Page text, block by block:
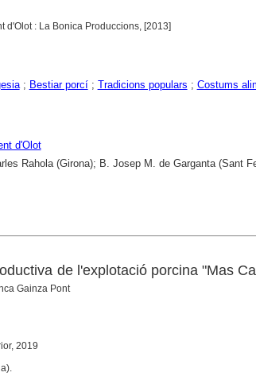
d'Olot : La Bonica Produccions, [2013]
; Bestiar porcí; Tradicions populars ; Costums
d'Olot
Rahola (Girona); B. Josep M. de Garganta (Sant
de l'explotació porcina "Mas
Gainza Pont
2019